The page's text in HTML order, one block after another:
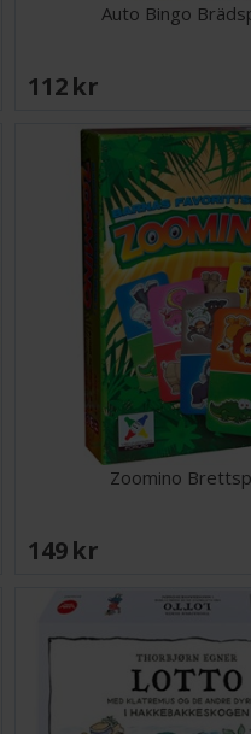
Auto Bingo
112 SEK
Zoomino
149 SEK